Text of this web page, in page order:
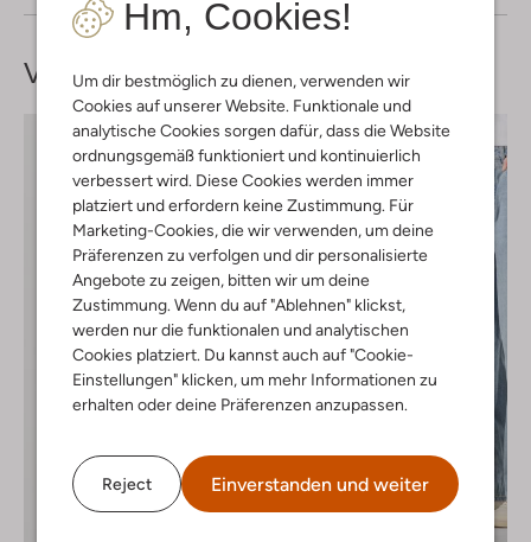
Hm, Cookies!
Um dir bestmöglich zu dienen, verwenden wir
Cookies auf unserer Website. Funktionale und
analytische Cookies sorgen dafür, dass die Website
ordnungsgemäß funktioniert und kontinuierlich
verbessert wird. Diese Cookies werden immer
platziert und erfordern keine Zustimmung. Für
Marketing-Cookies, die wir verwenden, um deine
Präferenzen zu verfolgen und dir personalisierte
Angebote zu zeigen, bitten wir um deine
Zustimmung. Wenn du auf "Ablehnen" klickst,
werden nur die funktionalen und analytischen
Cookies platziert. Du kannst auch auf "Cookie-
Einstellungen" klicken, um mehr Informationen zu
erhalten oder deine Präferenzen anzupassen.
Reject Einverstanden und weiter
Vervollständige deinenLook